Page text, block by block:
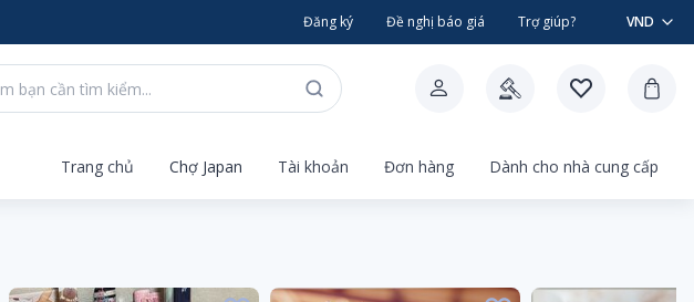
Đăng ký Đề nghị báo giá Trợ giúp? VND
Trang chủ Chợ Japan Tài khoản Đơn hàng Dành cho nhà cung cấp